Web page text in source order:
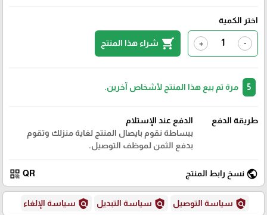
اختر الكمية
-
+
shopping_cart شراء هذا المنتج
مرة تم بيع هذا المنتج لأشخاص آخرين.
طريقة الدفع
الدفع عند الإستلام
ببساطة نقوم بايصال المنتج لغاية منزلك وتقوم
بدفع الثمن لموظف التوصيل.
public نسخ رابط المنتج QR
qr_code
policy سياسة التوصيل policy سياسة التبديل policy سياسة الإلغاء